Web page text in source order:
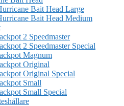
Bait Head Large
Bait Head Medium
2 Speedmaster
2 Speedmaster Special
Magnum
Original
Original Special
Small
Small Special